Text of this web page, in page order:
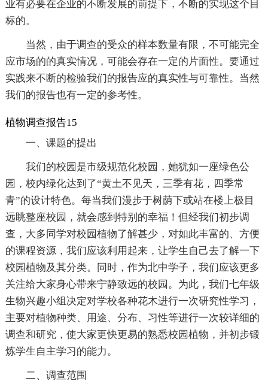
业有必要在企业的不断发展的前提下，不断的实现这个目
标的。
当然，由于调查的受众的样本数量有限，不可能完全
应市场的的真实情况，可能会存在一定的片面性。要通过
实践来不断的检验我们的报告应的真实性与可靠性。当然
我们的报告也有一定的参考性。
植物调查报告15
一、课题的提出
我们的校园是市级规范化校园，她犹如一座绿色公
园，校内绿化达到了“黄土不见天，三季有花，四季常
青”的设计特色。每当我们漫步于树荫下或站在楼上极目
远眺整座校园，就会感到特别的幸福！但经我们初步调
查，大多同学对校园植物了解甚少，对如此丰富的、方便
的课程资源，我们应该利用起来，让学生自己去了解一下
校园植物及其分类。同时，作为北中学子，我们应该更多
关注给大家身心带来宁静致远的校园。为此，我们七年级
生物兴趣小组决定对学校各种花木进行一次研究性学习，
主要对植物种类、用途、分布、习性等进行一次较详细的
调查和研究，使大家更快更易的熟悉校园植物，并初步锻
炼学生自主学习的能力。
二、调查范围